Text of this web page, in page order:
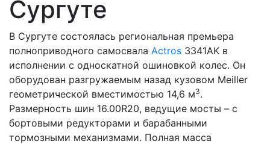
Сургуте
В Сургуте состоялась региональная премьера
полноприводного самосвала Actros 3341AK в
исполнении с односкатной ошиновкой колес. Он
оборудован разгружаемым назад кузовом Meiller
геометрической вместимостью 14,6 м3.
Размерность шин 16.00R20, ведущие мосты – с
бортовыми редукторами и барабанными
тормозными механизмами. Полная масса